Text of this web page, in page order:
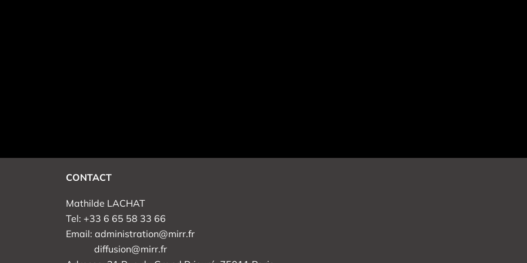
CONTACT
Mathilde LACHAT
Tel: +33 6 65 58 33 66
Email: administration@mirr.fr
diffusion@mirr.fr